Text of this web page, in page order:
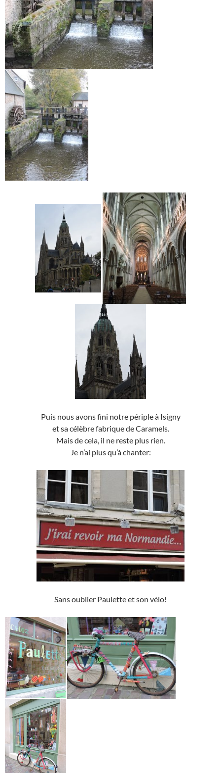
Puis nous avons fini notre périple à Isigny
et sa célèbre fabrique de Caramels.
Mais de cela, il ne reste plus rien.
Je n’ai plus qu’à chanter:
Sans oublier Paulette et son vélo!